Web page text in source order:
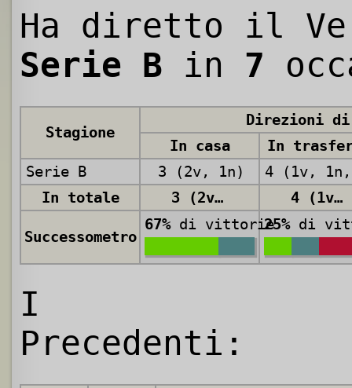
Ha diretto il
Serie B in 7
Stagione
Direzioni di
In casa
In
Serie B
3 (2v, 1n)
In totale
3 (2v, 1n) 4 (1v, 1n, 2p)
Successometro
67%di vittorie25%di
I
Precedenti: